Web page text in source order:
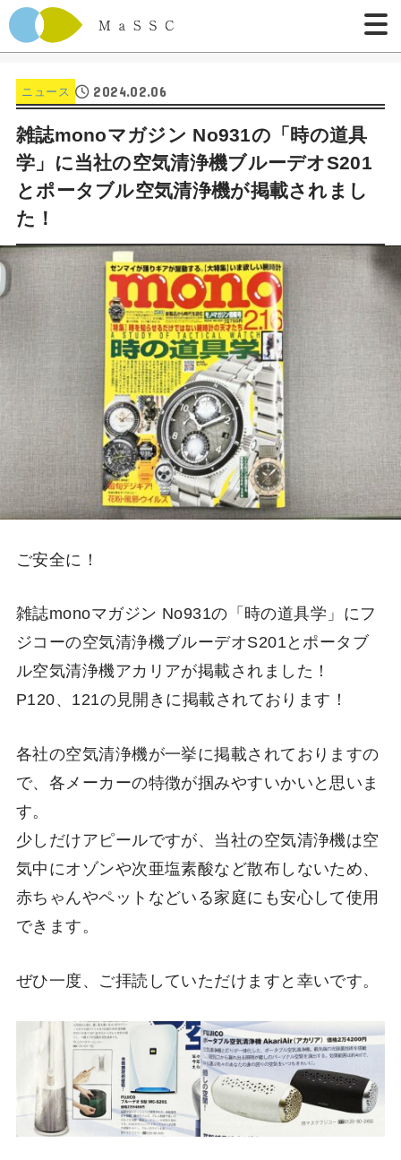
ニュース 2024.02.06
雑誌monoマガジン No931の「時の道具
学」に当社の空気清浄機ブルーデオS201
とポータブル空気清浄機が掲載されまし
た！
ご安全に！
雑誌monoマガジン No931の「時の道具学」にフ
ジコーの空気清浄機ブルーデオS201とポータブ
ル空気清浄機アカリアが掲載されました！
P120、121の見開きに掲載されております！
各社の空気清浄機が一挙に掲載されておりますの
で、各メーカーの特徴が掴みやすいかいと思いま
す。
少しだけアピールですが、当社の空気清浄機は空
気中にオゾンや次亜塩素酸など散布しないため、
赤ちゃんやペットなどいる家庭にも安心して使用
できます。
ぜひ一度、ご拝読していただけますと幸いです。